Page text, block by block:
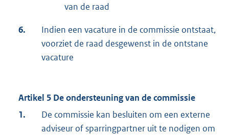
van de raad
6.
Indien een vacature in de commissie ontstaat,
voorziet de raad desgewenst in de ontstane
vacature
Artikel 5 De ondersteuning van de commissie
1.
De commissie kan besluiten om een externe
adviseur of sparringpartner uit te nodigen om